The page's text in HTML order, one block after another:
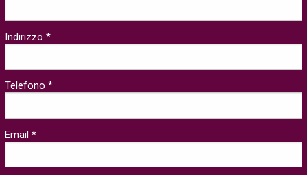
Indirizzo *
Telefono *
Email *